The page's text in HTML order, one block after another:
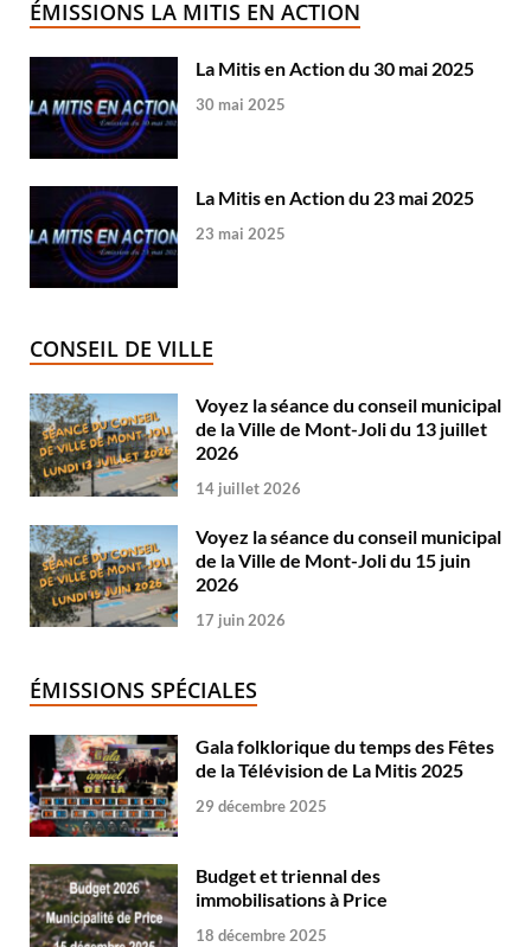
ÉMISSIONS LA MITIS EN ACTION
La Mitis en Action du 30 mai 2025
30 mai 2025
La Mitis en Action du 23 mai 2025
23 mai 2025
CONSEIL DE VILLE
Voyez la séance du conseil municipal
de la Ville de Mont-Joli du 13 juillet
2026
14 juillet 2026
Voyez la séance du conseil municipal
de la Ville de Mont-Joli du 15 juin
2026
17 juin 2026
ÉMISSIONS SPÉCIALES
Gala folklorique du temps des Fêtes
de la Télévision de La Mitis 2025
29 décembre 2025
Budget et triennal des
immobilisations à Price
18 décembre 2025